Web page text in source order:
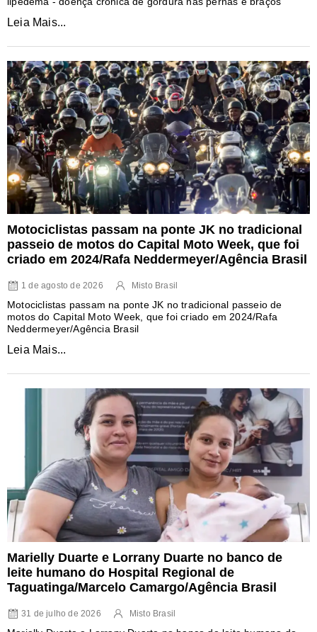
Leia Mais...
Motociclistas passam na ponte JK no tradicional
passeio de motos do Capital Moto Week, que foi
criado em 2024/Rafa Neddermeyer/Agência Brasil
1 de agosto de 2026 Misto Brasil
Motociclistas passam na ponte JK no tradicional passeio de
motos do Capital Moto Week, que foi criado em 2024/Rafa
Neddermeyer/Agência Brasil
Leia Mais...
Marielly Duarte e Lorrany Duarte no banco de
leite humano do Hospital Regional de
Taguatinga/Marcelo Camargo/Agência Brasil
31 de julho de 2026 Misto Brasil